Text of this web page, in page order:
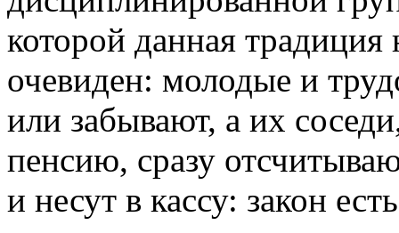
которой данная
очевиден: молодые и
или забывают, а их
пенсию, сразу
и несут в кассу: закон